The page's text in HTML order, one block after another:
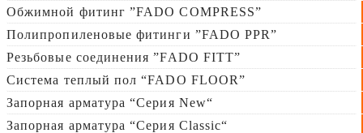
Обжимной фитинг ”FADO COMPRESS”
Полипропиленовые фитинги ”FADO PPR”
Резьбовые соединения ”FADO FITT”
Система теплый пол “FADO FLOOR”
Запорная арматура “Серия New“
Запорная арматура “Серия Сlassic“